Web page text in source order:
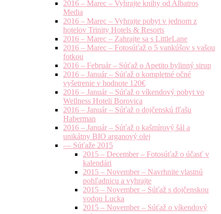
2016 – Marec – Vyhrajte knihy od Albatros
Media
2016 – Marec – Vyhrajte pobyt v jednom z
hotelov Trinity Hotels & Resorts
2016 – Marec – Zahrajte sa s LittleLane
2016 – Marec – Fotosúťaž o 5 vankúšov s vašou
fotkou
2016 – Február – Súťaž o Apetito bylinný sirup
2016 – Január – Súťaž o kompletné očné
vyšetrenie v hodnote 120€
2016 – Január – Súťaž o víkendový pobyt vo
Wellness Hoteli Borovica
2016 – Január – Súťaž o dojčenskú fľašu
Haberman
2016 – Január – Súťaž o kašmírový šál a
unikátny BIO arganový olej
— Súťaže 2015
2015 – December – Fotosúťaž o účasť v
kalendári
2015 – November – Navrhnite vlastnú
pohľadnicu a vyhrajte
2015 – November – Súťaž s dojčenskou
vodou Lucka
2015 – November – Súťaž o víkendový